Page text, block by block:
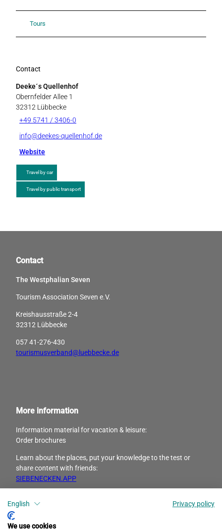
English Privacy policy
We use cookies
Tours
Contact
Deeke´s Quellenhof
Obernfelder Allee 1
32312 Lübbecke
+49 5741 / 3406-0
info@deekes-quellenhof.de
Website
Travel by car
Travel by public transport
Contact
The Westphalian Seven
Tourism Association Seven e.V.
Kreishausstraße 2-4
32312 Lübbecke
057 41-276-430
tourismusverband@luebbecke.de
More information
Information material for vacation & leisure:
Order brochures
Learn about the places, put your knowledge to the test or
share content with friends:
SIEBENECKEN.APP
I
s
F
c